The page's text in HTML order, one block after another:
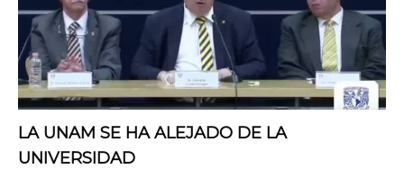
LA UNAM SE HA ALEJADO DE LA
UNIVERSIDAD